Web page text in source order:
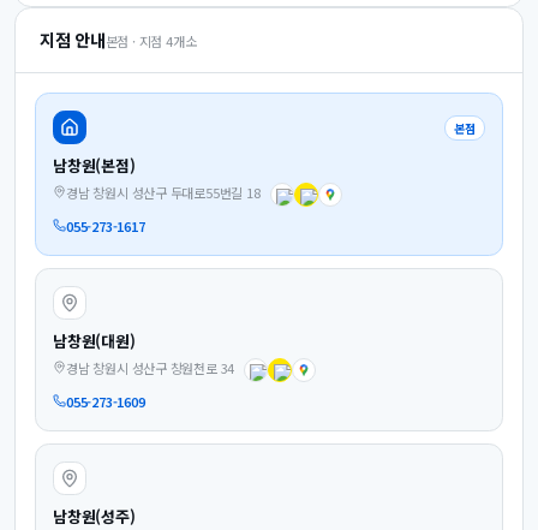
지점 안내본점 · 지점 4개소
본점
남창원(본점)
경남 창원시 성산구 두대로55번길 18
055-273-1617
남창원(대원)
경남 창원시 성산구 창원천로 34
055-273-1609
남창원(성주)